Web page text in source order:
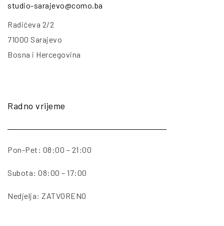
studio-sarajevo@como.ba
Radićeva 2/2
71000 Sarajevo
Bosna i Hercegovina
Radno vrijeme
Pon-Pet: 08:00 – 21:00
Subota: 08:00 – 17:00
Nedjelja: ZATVORENO